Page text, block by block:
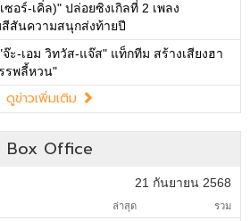
ซอร์-เคิ่ล)" ปล่อยซิงเกิลที่ 2 เพลง
สีสันความสนุกส่งท้ายปี
ะ-เอม วิทวัส-แจ๊ส" แท็กทีม สร้างเสียงฮา
รพลี้หวน"
ดูข่าวเพิ่มเติม
Box Office
21 กันยายน 2568
ล่าสุด รวม